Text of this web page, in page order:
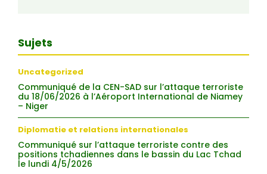
Sujets
Uncategorized
Communiqué de la CEN-SAD sur l’attaque terroriste
du 18/06/2026 à l’Aéroport International de Niamey
– Niger
Diplomatie et relations internationales
Communiqué sur l’attaque terroriste contre des
positions tchadiennes dans le bassin du Lac Tchad
le lundi 4/5/2026